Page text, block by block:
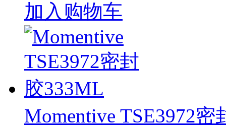
加入购物车
Momentive TSE3972密